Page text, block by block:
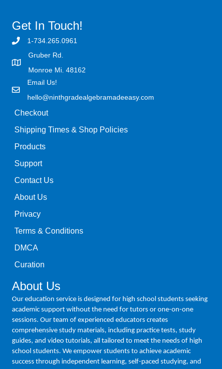
Get In Touch!
1-734.265.0961
Gruber Rd.
Monroe Mi. 48162
Email Us!
hello@ninthgradealgebramadeeasy.com
Checkout
Shipping Times & Shop Policies
Products
Support
Contact Us
About Us
Privacy
Terms & Conditions
DMCA
Curation
About Us
Our education service is designed for high school students seeking
academic support without the need for tutors or one-on-one
sessions. Our team of experienced educators creates
comprehensive study materials, including practice tests, study
guides, and video tutorials, all tailored to meet the needs of high
school students. We empower students to achieve academic
success through independent learning, self-paced studying, and